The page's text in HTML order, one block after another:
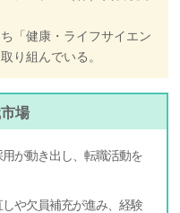
「健康・ライフサイエン
り組んでいる。
場
が動き出し、転職活動を
や欠員補充が進み、経験